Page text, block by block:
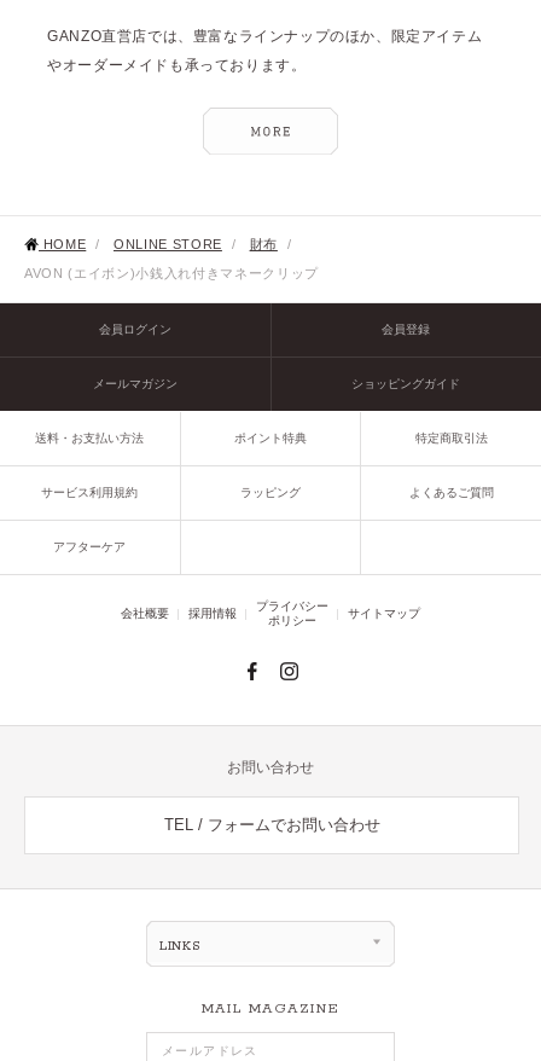
GANZO直営店では、豊富なラインナップのほか、限定アイテム
やオーダーメイドも承っております。
HOME / ONLINE STORE / 財布
/
AVON (エイボン)小銭入れ付きマネークリップ
会員ログイン 会員登録
メールマガジン ショッピングガイド
送料・お支払い方法 ポイント特典 特定商取引法
サービス利用規約 ラッピング よくあるご質問
アフターケア
会社概要 採用情報
プライバシー
ポリシー
サイトマップ
お問い合わせ
TEL / フォームでお問い合わせ
LINKS
MAIL MAGAZINE